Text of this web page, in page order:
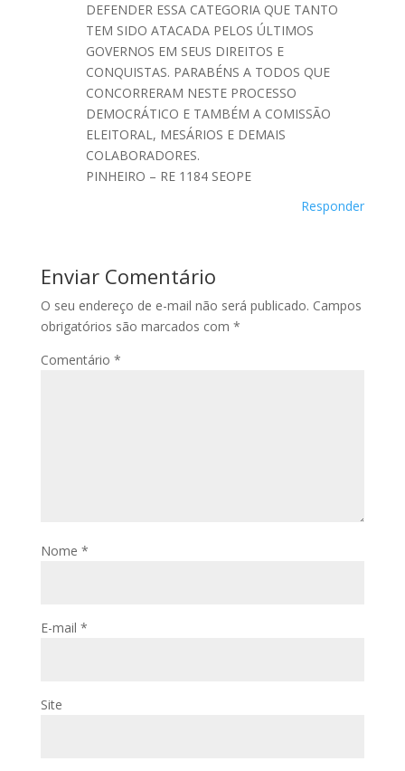
DEFENDER ESSA CATEGORIA QUE TANTO
TEM SIDO ATACADA PELOS ÚLTIMOS
GOVERNOS EM SEUS DIREITOS E
CONQUISTAS. PARABÉNS A TODOS QUE
CONCORRERAM NESTE PROCESSO
DEMOCRÁTICO E TAMBÉM A COMISSÃO
ELEITORAL, MESÁRIOS E DEMAIS
COLABORADORES.
PINHEIRO – RE 1184 SEOPE
Responder
Enviar Comentário
O seu endereço de e-mail não será publicado. Campos
obrigatórios são marcados com *
Comentário *
Nome *
E-mail *
Site